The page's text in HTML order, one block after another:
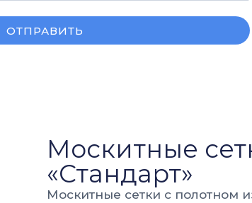
ОТПРАВИТЬ
Москитные
«Стандарт»
Москитные сетки с полотном